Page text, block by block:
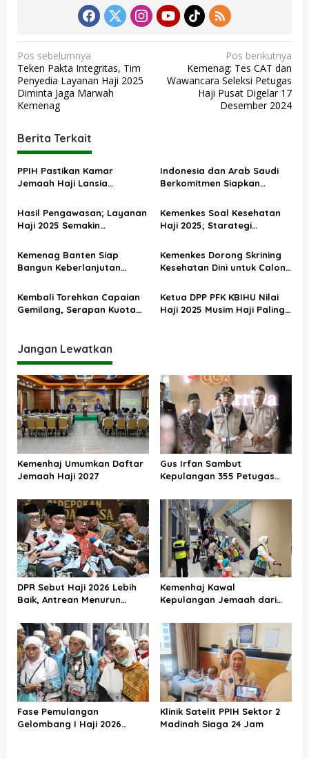
N
a
v
i
g
a
s
i
p
o
s
Pos sebelumnya
Teken Pakta Integritas, Tim
Penyedia Layanan Haji 2025
Diminta Jaga Marwah
Kemenag
Pos berikutnya
Kemenag: Tes CAT dan
Wawancara Seleksi Petugas
Haji Pusat Digelar 17
Desember 2024
Berita Terkait
PPIH Pastikan Kamar
Jemaah Haji Lansia
Fasilitas Khusus
Indonesia dan Arab Saudi
Berkomitmen Siapkan
Hasil Pengawasan; Layanan
Haji 2025 Semakin
Kemenkes Soal Kesehatan
Haji 2025; Starategi
Kemenag Banten Siap
Bangun Keberlanjutan
Tingkatkan Kualitas
Pelayanan Haji
Kemenkes Dorong Skrining
Kesehatan Dini untuk Calon
Kembali Torehkan Capaian
Gemilang, Serapan Kuota
Ketua DPP PFK KBIHU Nilai
Haji 2025 Musim Haji Paling
Jangan Lewatkan
Kemenhaj Umumkan Daftar
Jemaah Haji 2027
Gus Irfan Sambut
Kepulangan 355 Petugas
DPR Sebut Haji 2026 Lebih
Baik, Antrean Menurun
Kemenhaj Kawal
Kepulangan Jemaah dari
Akan Didistribusikan di
Tanah Air
Fase Pemulangan
Gelombang I Haji 2026
Klinik Satelit PPIH Sektor 2
Madinah Siaga 24 Jam